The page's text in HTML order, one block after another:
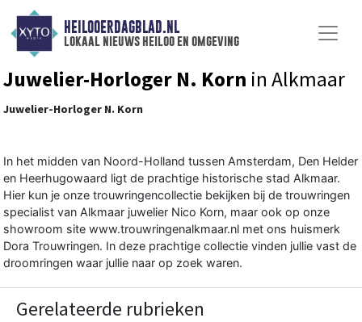
HEILOOERDAGBLAD.NL
lokaal nieuws heiloo en omgeving
Juwelier-Horloger N. Korn in Alkmaar
Juwelier-Horloger N. Korn
In het midden van Noord-Holland tussen Amsterdam, Den Helder
en Heerhugowaard ligt de prachtige historische stad Alkmaar.
Hier kun je onze trouwringencollectie bekijken bij de trouwringen
specialist van Alkmaar juwelier Nico Korn, maar ook op onze
showroom site www.trouwringenalkmaar.nl met ons huismerk
Dora Trouwringen. In deze prachtige collectie vinden jullie vast de
droomringen waar jullie naar op zoek waren.
Gerelateerde rubrieken